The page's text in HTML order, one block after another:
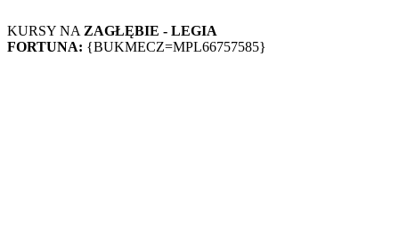
KURSY NA ZAGŁĘBIE - LEGIA
FORTUNA: {BUKMECZ=MPL66757585}